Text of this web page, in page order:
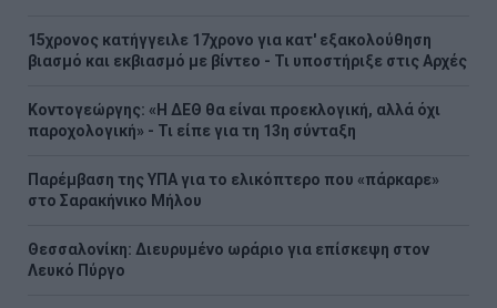
15χρονος κατήγγειλε 17χρονο για κατ' εξακολούθηση
βιασμό και εκβιασμό με βίντεο - Τι υποστήριξε στις Αρχές
Κοντογεώργης: «Η ΔΕΘ θα είναι προεκλογική, αλλά όχι
παροχολογική» - Τι είπε για τη 13η σύνταξη
Παρέμβαση της ΥΠΑ για το ελικόπτερο που «πάρκαρε»
στο Σαρακήνικο Μήλου
Θεσσαλονίκη: Διευρυμένο ωράριο για επίσκεψη στον
Λευκό Πύργο